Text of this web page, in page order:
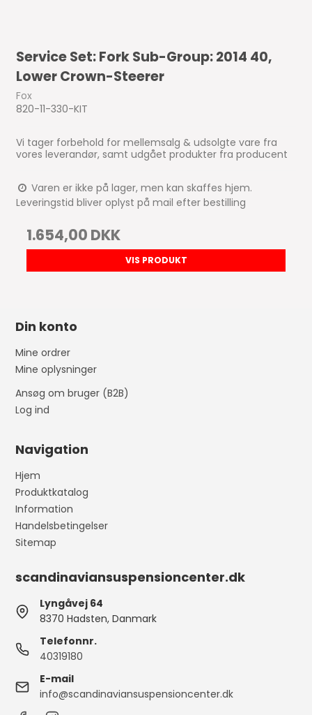
Service Set: Fork Sub-Group: 2014 40,
Lower Crown-Steerer
Fox
820-11-330-KIT
Vi tager forbehold for mellemsalg & udsolgte vare fra
vores leverandør, samt udgået produkter fra producent
Varen er ikke på lager, men kan skaffes hjem.
Leveringstid bliver oplyst på mail efter bestilling
1.654,00 DKK
VIS PRODUKT
Din konto
Mine ordrer
Mine oplysninger
Ansøg om bruger (B2B)
Log ind
Navigation
Hjem
Produktkatalog
Information
Handelsbetingelser
Sitemap
scandinaviansuspensioncenter.dk
Lyngåvej 64
8370 Hadsten, Danmark
Telefonnr.
40319180
E-mail
info@scandinaviansuspensioncenter.dk